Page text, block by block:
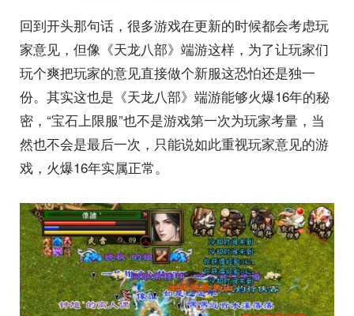
回到开头那句话，很多游戏在更新的时候都会考虑玩
家意见，但像《天龙八部》端游这样，为了让玩家们
玩个爽把玩家的意见直接做个新服这恐怕还是独一
份。其实这也是《天龙八部》端游能够火爆16年的秘
密，“宝石上限服”也不是游戏第一次为玩家考量，当
然也不会是最后一次，只能说如此重视玩家意见的游
戏，火爆16年实属正常。